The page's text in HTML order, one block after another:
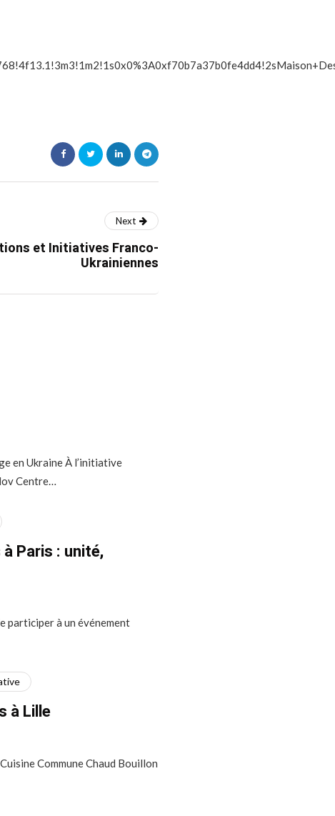
Next
et Initiatives Franco-
Ukrainiennes
en Ukraine À l’initiative
Centre…
Paris : unité,
participer à un événement
à Lille
Commune Chaud Bouillon